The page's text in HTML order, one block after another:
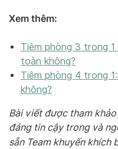
Xem thêm:
Tiêm phòng 3 trong
toàn không?
Tiêm phòng 4 trong
không?
Bài viết được tham
đáng tin cậy trong và
sẵn Team khuyến khích